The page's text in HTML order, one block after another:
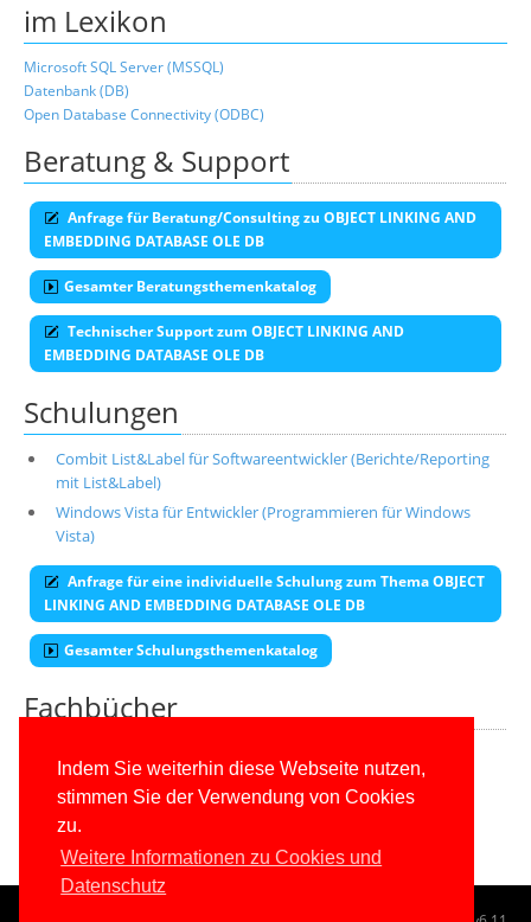
Indem Sie weiterhin diese Webseite nutzen,
stimmen Sie der Verwendung von Cookies
zu.
Weitere Informationen zu Cookies und
Datenschutz
im Lexikon
Microsoft SQL Server (MSSQL)
Datenbank (DB)
Open Database Connectivity (ODBC)
Beratung & Support
Anfrage für Beratung/Consulting zu OBJECT LINKING AND
EMBEDDING DATABASE OLE DB
Gesamter Beratungsthemenkatalog
Technischer Support zum OBJECT LINKING AND
EMBEDDING DATABASE OLE DB
Schulungen
Combit List&Label für Softwareentwickler (Berichte/Reporting
mit List&Label)
Windows Vista für Entwickler (Programmieren für Windows
Vista)
Anfrage für eine individuelle Schulung zum Thema OBJECT
LINKING AND EMBEDDING DATABASE OLE DB
Gesamter Schulungsthemenkatalog
Fachbücher
Alle unsere aktuellen Fachbücher
E-Book-Abo für ab 99 Euro im Jahr